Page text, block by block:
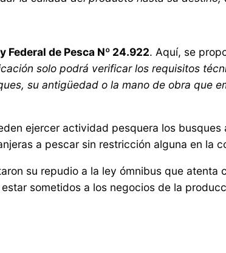
Federal de Pesca Nº 24.922. Aquí, se
solo podrá verificar los requisitos
su antigüedad o la mano de obra que
ejercer actividad pesquera los
a pescar sin restricción alguna en la
su repudio a la ley ómnibus que
sometidos a los negocios de la